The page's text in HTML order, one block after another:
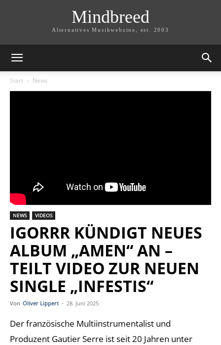
Mindbreed
Alternatives Musikwebzine, est. 2003
Start News
NEWS VIDEOS
IGORRR KÜNDIGT NEUES
ALBUM „AMEN“ AN –
TEILT VIDEO ZUR NEUEN
SINGLE „INFESTIS“
Von Oliver Lippert - 28. Juni 2025
Der französische Multiinstrumentalist und
Produzent Gautier Serre ist seit 20 Jahren unter